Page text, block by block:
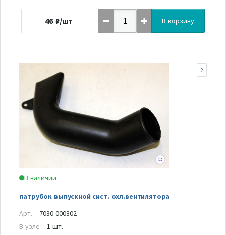
46 ₽/шт В корзину
В наличии
патрубок выпускной сист. охл.вентилятора
2
Арт.
7030-000302
В узле
1 шт.